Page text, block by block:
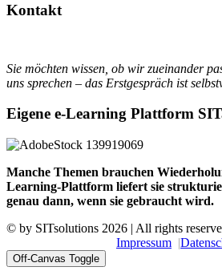
Kontakt
Sie möchten wissen, ob wir zueinander
uns sprechen – das Erstgespräch ist
Eigene e-Learning Plattform
Manche Themen brauchen
Learning-Plattform liefert sie
genau dann, wenn sie gebraucht wird.
© by SITsolutions 2026 | All rights
Impressum
Off-Canvas Toggle